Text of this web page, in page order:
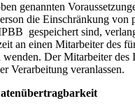
genannten
die Einschränkung von
gespeichert sind,
an einen Mitarbeiter des
wenden. Der Mitarbeiter
Verarbeitung veranlassen.